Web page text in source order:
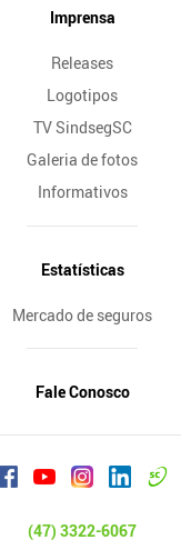
Imprensa
Releases
Logotipos
TV SindsegSC
Galeria de fotos
Informativos
Estatísticas
Mercado de seguros
Fale Conosco
(47) 3322-6067